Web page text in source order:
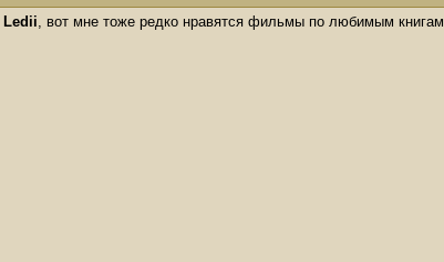
Ledii, вот мне тоже редко нравятся фильмы по любимым книгам